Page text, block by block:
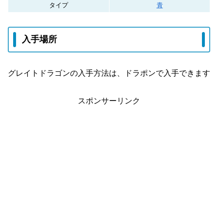
タイプ
青
入手場所
グレイトドラゴンの入手方法は、ドラポンで入手できます
スポンサーリンク